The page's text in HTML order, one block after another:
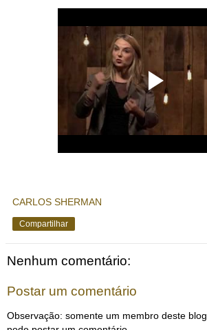
CARLOS SHERMAN
Compartilhar
Nenhum comentário:
Postar um comentário
Observação: somente um membro deste blog